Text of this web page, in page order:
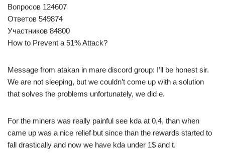
Вопросов 124607
Ответов 549874
Участников 84800
How to Prevent a 51% Attack?
Message from atakan in mare discord group: I’ll be honest sir.
We are not sleeping, but we couldn’t come up with a solution
that solves the problems unfortunately, we did e.
For the miners was really painful see kda at 0,4, than when
came up was a nice relief but since than the rewards started to
fall drastically and now we have kda under 1$ and t.